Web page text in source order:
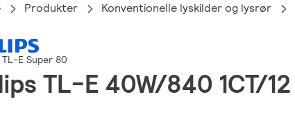
Produkter Konventionelle lyskilder og lysrør
TL-E Super 80
TL-E 40W/840 1CT/12